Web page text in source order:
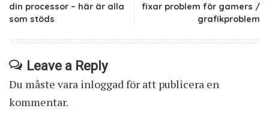
din processor – här är alla
som stöds
fixar problem för gamers /
grafikproblem
Leave a Reply
Du måste vara inloggadför att publicera en
kommentar.